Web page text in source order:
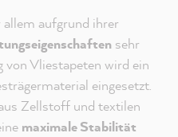
aufgrund ihrer
sehr
von Vliestapeten wird ein
eingesetzt.
Zellstoff und textilen
maximale Stabilität